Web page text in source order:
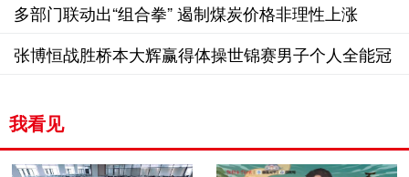
留言超暖心
多部门联动出“组合拳” 遏制煤炭价格非理性上涨
张博恒战胜桥本大辉赢得体操世锦赛男子个人全能冠
我看见